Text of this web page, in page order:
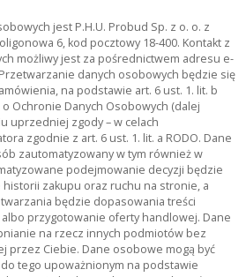
jest P.H.U. Probud Sp. z o. o. z
6, kod pocztowy 18-400. Kontakt z
możliwy jest za pośrednictwem adresu e-
danych osobowych będzie się
na podstawie art. 6 ust. 1. lit. b
Ochronie Danych Osobowych (dalej
uprzedniej zgody – w celach
zgodnie z art. 6 ust. 1. lit. a RODO. Dane
zautomatyzowany w tym również w
podejmowanie decyzji będzie
historii zakupu oraz ruchu na stronie, a
będzie dopasowania treści
przygotowanie oferty handlowej. Dane
na rzecz innych podmiotów bez
przez Ciebie. Dane osobowe mogą być
tego upoważnionym na podstawie